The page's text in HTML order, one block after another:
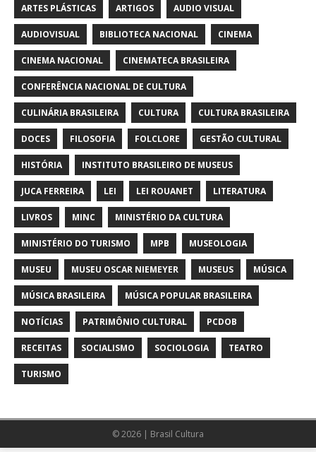
ARTES PLÁSTICAS ARTIGOS AUDIO VISUAL
AUDIOVISUAL BIBLIOTECA NACIONAL CINEMA
CINEMA NACIONAL CINEMATECA BRASILEIRA
CONFERÊNCIA NACIONAL DE CULTURA
CULINÁRIA BRASILEIRA CULTURA CULTURA BRASILEIRA
DOCES FILOSOFIA FOLCLORE GESTÃO CULTURAL
HISTÓRIA INSTITUTO BRASILEIRO DE MUSEUS
JUCA FERREIRA LEI LEI ROUANET LITERATURA
LIVROS MINC MINISTÉRIO DA CULTURA
MINISTÉRIO DO TURISMO MPB MUSEOLOGIA
MUSEU MUSEU OSCAR NIEMEYER MUSEUS MÚSICA
MÚSICA BRASILEIRA MÚSICA POPULAR BRASILEIRA
NOTÍCIAS PATRIMÔNIO CULTURAL PCDOB
RECEITAS SOCIALISMO SOCIOLOGIA TEATRO
TURISMO
© 2026 | Brasil Cultura